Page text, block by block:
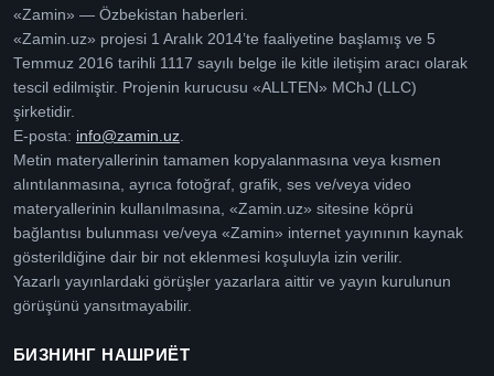
«Zamin» — Özbekistan haberleri.
«Zamin.uz» projesi 1 Aralık 2014’te faaliyetine başlamış ve 5
Temmuz 2016 tarihli 1117 sayılı belge ile kitle iletişim aracı olarak
tescil edilmiştir. Projenin kurucusu «ALLTEN» MChJ (LLC)
şirketidir.
E-posta: info@zamin.uz
Metin materyallerinin tamamen kopyalanmasına veya kısmen
alıntılanmasına, ayrıca fotoğraf, grafik, ses ve/veya video
materyallerinin kullanılmasına, «Zamin.uz» sitesine köprü
bağlantısı bulunması ve/veya «Zamin» internet yayınının kaynak
gösterildiğine dair bir not eklenmesi koşuluyla izin verilir.
Yazarlı yayınlardaki görüşler yazarlara aittir ve yayın kurulunun
görüşünü yansıtmayabilir.
БИЗНИНГ НАШРИЁТ